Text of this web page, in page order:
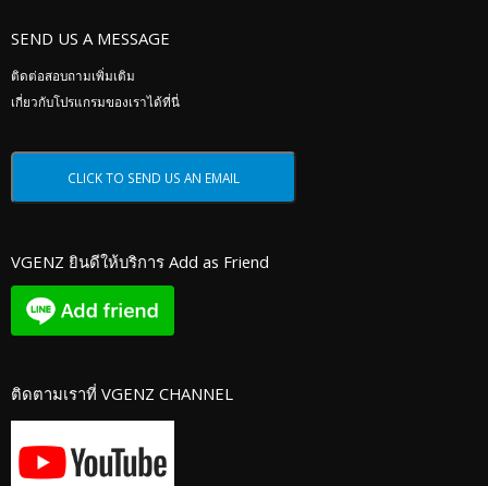
SEND US A MESSAGE
ติดต่อสอบถามเพิ่มเติม
เกี่ยวกับโปรแกรมของเราได้ที่นี่
VGENZ ยินดีให้บริการ Add as Friend
ติดตามเราที่ VGENZ CHANNEL